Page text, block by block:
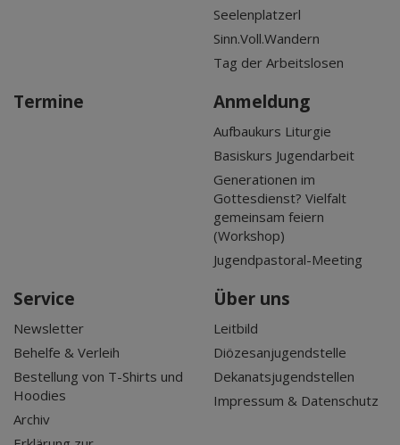
Seelenplatzerl
Sinn.Voll.Wandern
Tag der Arbeitslosen
Termine Anmeldung
Aufbaukurs Liturgie
Basiskurs Jugendarbeit
Generationen im
Gottesdienst? Vielfalt
gemeinsam feiern
(Workshop)
Jugendpastoral-Meeting
Service
Newsletter
Behelfe & Verleih
Bestellung von T-Shirts und
Hoodies
Archiv
Über uns
Leitbild
Diözesanjugendstelle
Dekanatsjugendstellen
Impressum & Datenschutz